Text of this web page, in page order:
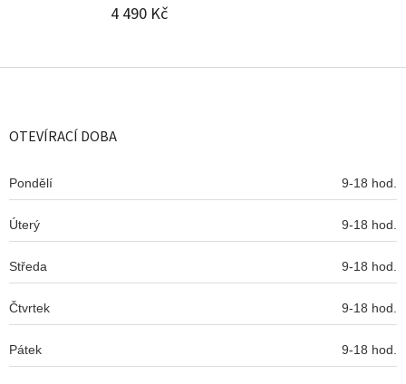
4 490 Kč
Z
OTEVÍRACÍ DOBA
Pondělí 9-18 hod.
Úterý 9-18 hod.
Středa 9-18 hod.
Čtvrtek 9-18 hod.
Pátek 9-18 hod.